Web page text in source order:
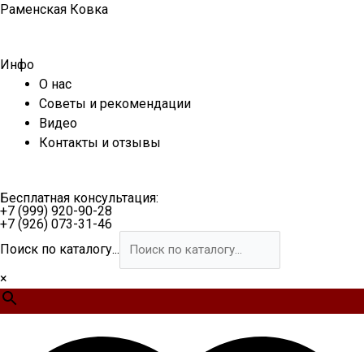
Перейти
Раменская Ковка
Инфо
О нас
Советы и рекомендации
Видео
Контакты и отзывы
Бесплатная консультация:
+7 (999) 920-90-28
+7 (926) 073-31-46
Поиск по каталогу...
×